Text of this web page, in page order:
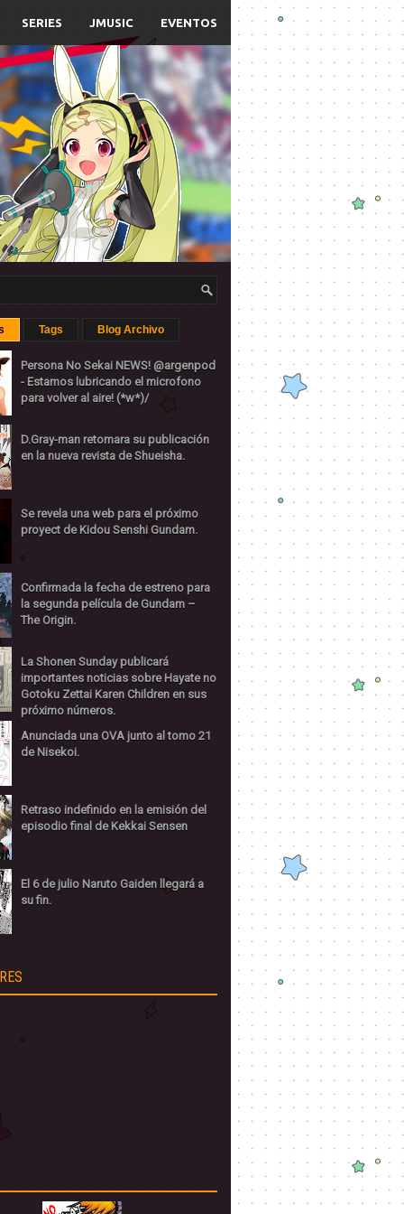
SERIES JMUSIC EVENTOS
Tags Blog Archivo
Persona No Sekai NEWS! @argenpod
- Estamos lubricando el microfono
para volver al aire! (*w*)/
D.Gray-man retomara su publicación
en la nueva revista de Shueisha.
Se revela una web para el próximo
proyect de Kidou Senshi Gundam.
Confirmada la fecha de estreno para
la segunda película de Gundam –
The Origin.
La Shonen Sunday publicará
importantes noticias sobre Hayate no
Gotoku Zettai Karen Children en sus
próximo números.
Anunciada una OVA junto al tomo 21
de Nisekoi.
Retraso indefinido en la emisión del
episodio final de Kekkai Sensen
El 6 de julio Naruto Gaiden llegará a
su fin.